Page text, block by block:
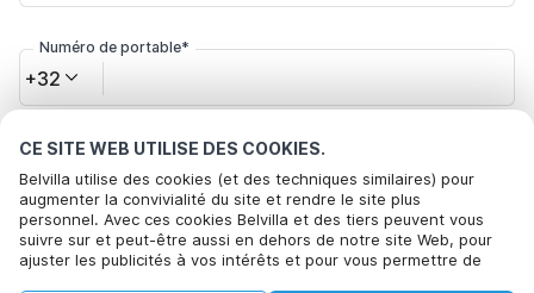
CE SITE WEB UTILISE DES COOKIES.
Belvilla utilise des cookies (et des techniques similaires) pour
augmenter la convivialité du site et rendre le site plus
personnel. Avec ces cookies Belvilla et des tiers peuvent vous
suivre sur et peut-être aussi en dehors de notre site Web, pour
ajuster les publicités à vos intérêts et pour vous permettre de
Numéro de portable*
+32
Votre adresse e-mail*
Cliquez ici pour vous désabonner des offres de Belvilla. Vous
pouvez vous désinscrire à tout moment à l'avenir